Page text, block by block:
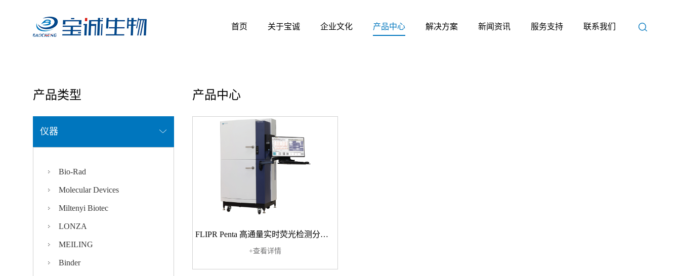
首页 关于宝诚 企业文化 产品中心 解决方案 新闻资讯 服务支持 联系我们
产品类型
仪器
Bio-Rad
Molecular Devices
Miltenyi Biotec
LONZA
MEILING
Binder
产品中心
FLIPR Penta 高通量实时荧光检测分析系统
+查看详情